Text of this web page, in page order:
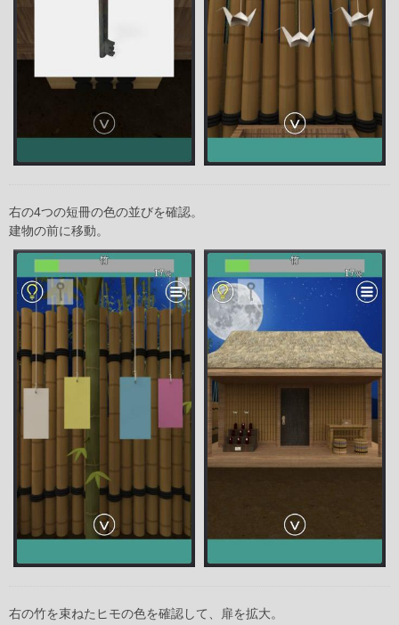
右の4つの短冊の色の並びを確認。
建物の前に移動。
右の竹を束ねたヒモの色を確認して、扉を拡大。